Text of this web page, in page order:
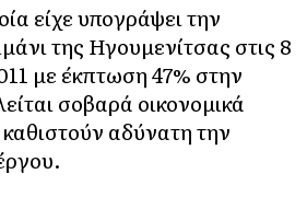
είχε υπογράψει την
της Ηγουμενίτσας στις 8
με έκπτωση 47% στην
σοβαρά οικονομικά
αδύνατη την